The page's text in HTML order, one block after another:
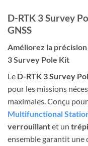
D-RTK 3 Survey
GNSS
Améliorez la
3 Survey Pole Kit
Le D-RTK 3 Survey
pour les missions
maximales. Conçu
Multifunctional
verrouillantet un
ensemble garantit